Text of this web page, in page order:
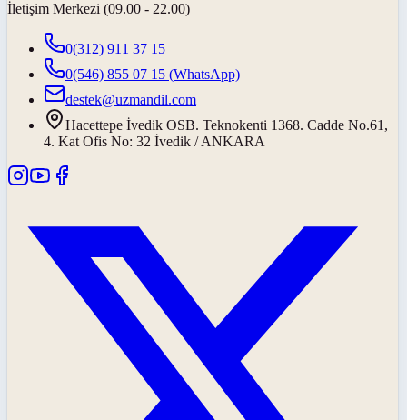
İletişim Merkezi (09.00 - 22.00)
0(312) 911 37 15
0(546) 855 07 15 (WhatsApp)
destek@uzmandil.com
Hacettepe İvedik OSB. Teknokenti 1368. Cadde No.61,
4. Kat Ofis No: 32 İvedik / ANKARA